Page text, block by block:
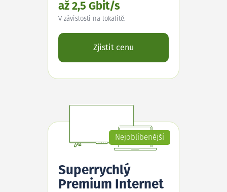
až 2,5 Gbit/s
V závislosti na lokalitě.
Zjistit cenu
Nejoblíbenější
Superrychlý
Premium Internet